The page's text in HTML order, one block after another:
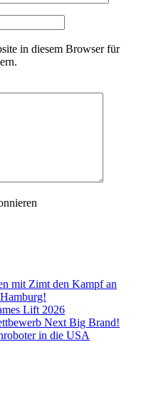
in diesem Browser für
mit Zimt den Kampf an
Lift 2026
Next Big Brand!
in die USA